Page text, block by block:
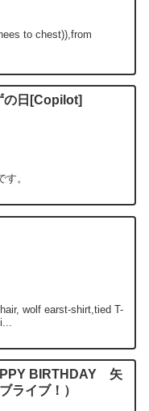
to chest)),from
日[Copilot]
。
wolf earst-shirt,tied T-
BIRTHDAY 矢
ライブ！）